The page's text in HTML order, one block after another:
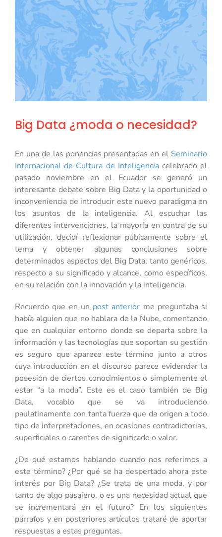
Big Data ¿moda o necesidad?
En una de las ponencias presentadas en el Seminario
Internacional de Cultura de Inteligenciacelebrado el
pasado noviembre en el Ecuador se generó un
interesante debate sobre Big Data y la oportunidad o
inconveniencia de introducir este nuevo paradigma en
los asuntos de la inteligencia. Al escuchar las
diferentes intervenciones, la mayoría en contra de su
utilización, decidí reflexionar púbicamente sobre el
tema y obtener algunas conclusiones sobre
determinados aspectos del Big Data, tanto genéricos,
respecto a su significado y alcance, como específicos,
en su relación con la innovación y la inteligencia.
Recuerdo que en un post anterior me preguntaba si
había alguien que no hablara de la Nube, comentando
que en cualquier entorno donde se departa sobre la
información y las tecnologías que soportan su gestión
es seguro que aparece este término junto a otros
cuya introducción en el discurso parece evidenciar la
posesión de ciertos conocimientos o simplemente el
estar “a la moda”. Este es el caso también de Big
Data, vocablo que se va introduciendo
paulatinamente con tanta fuerza que da origen a todo
tipo de interpretaciones, en ocasiones contradictorias,
superficiales o carentes de significado o valor.
¿De qué estamos hablando cuando nos referimos a
este término? ¿Por qué se ha despertado ahora este
interés por Big Data? ¿Se trata de una moda, y por
tanto de algo pasajero, o es una necesidad actual que
se incrementará en el futuro? En los siguientes
párrafos y en posteriores artículos trataré de aportar
respuestas a estas preguntas.